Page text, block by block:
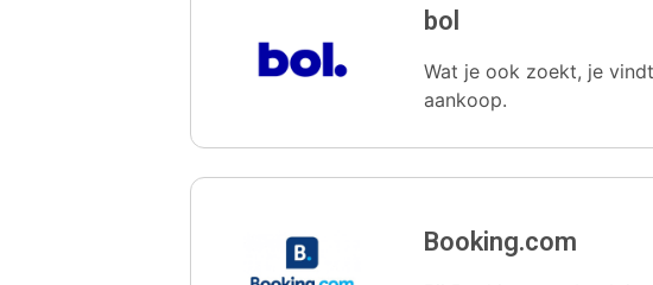
bol
Wat je ook zoekt, je
aankoop.
Booking.com